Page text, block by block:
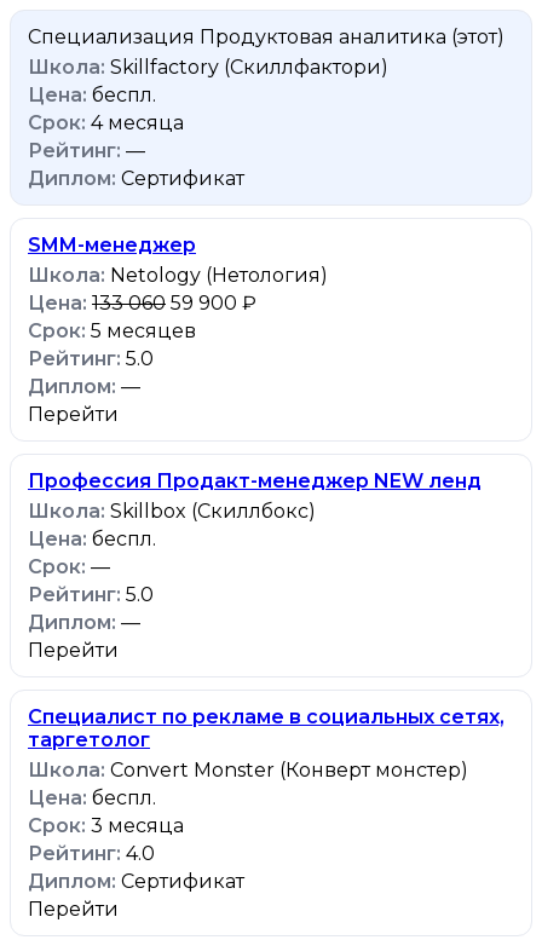
Специализация Продуктовая аналитика (этот)
Skillfactory (Скиллфактори)
беспл.
4 месяца
—
Сертификат
SMM-менеджер
Netology (Нетология)
133 060 59 900 ₽
5 месяцев
5.0
—
Перейти
Профессия Продакт-менеджер NEW ленд
Skillbox (Скиллбокс)
беспл.
—
5.0
—
Перейти
Специалист по рекламе в социальных сетях,
таргетолог
Convert Monster (Конверт монстер)
беспл.
3 месяца
4.0
Сертификат
Перейти